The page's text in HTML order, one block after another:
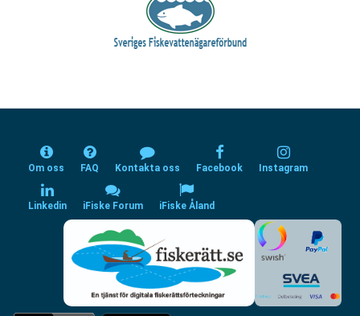
Om oss FAQ Kontakta oss Facebook Instagram
Linkedin iFiske Forum iFiske Åland